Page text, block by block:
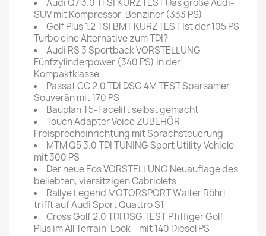
Audi Q7 3.0 TFSI KURZTEST Das große Audi-
SUV mit Kompressor-Benziner (333 PS)
Golf Plus 1.2 TSI BMT KURZTEST Ist der 105 PS
Turbo eine Alternative zum TDI?
Audi RS 3 Sportback VORSTELLUNG
Fünfzylinderpower (340 PS) in der
Kompaktklasse
Passat CC 2.0 TDI DSG 4M TEST Sparsamer
Souverän mit 170 PS
Bauplan T5-Facelift selbst gemacht
Touch Adapter Voice ZUBEHÖR
Freisprecheinrichtung mit Sprachsteuerung
MTM Q5 3.0 TDI TUNING Sport Utility Vehicle
mit 300 PS
Der neue Eos VORSTELLUNG Neuauflage des
beliebten, viersitzigen Cabriolets
Rallye Legend MOTORSPORT Walter Röhrl
trifft auf Audi Sport Quattro S1
Cross Golf 2.0 TDI DSG TEST Pfiffiger Golf
Plus im All Terrain-Look – mit 140 Diesel PS